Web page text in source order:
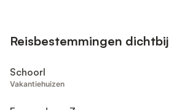
Reisbestemmingen dichtbij
Schoorl
Vakantiehuizen